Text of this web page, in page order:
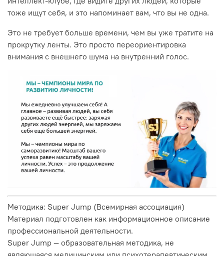
тоже ищут себя, и это напоминает вам, что вы не одна.
Это не требует больше времени, чем вы уже тратите на
прокрутку ленты. Это просто переориентировка
внимания с внешнего шума на внутренний голос.
Методика: Super Jump (Всемирная ассоциация)
Материал подготовлен как информационное описание
профессиональной деятельности.
Super Jump — образовательная методика, не